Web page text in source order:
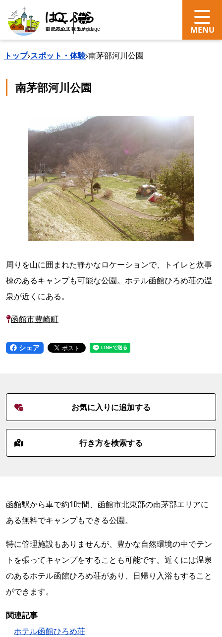
search Language
トップ›スポット・体験›南茅部河川公園
南茅部河川公園
周りを山に囲まれた静かなロケーションで、トイレと炊事
棟のあるキャンプも可能な公園。ホテル函館ひろめ荘の温
泉が近くにある。
函館市豊崎町
シェア
お気に入りに追加する
行き方を検索する
函館駅から車で約1時間、函館市北東部の南茅部エリアに
ある無料でキャンプもできる公園。
特に管理施設もありませんが、豊かな自然環境の中でテン
トを張ってキャンプをすることも可能です。近くには温泉
のあるホテル函館ひろめ荘があり、日帰り入浴もすること
ができます。
関連記事
ホテル函館ひろめ荘